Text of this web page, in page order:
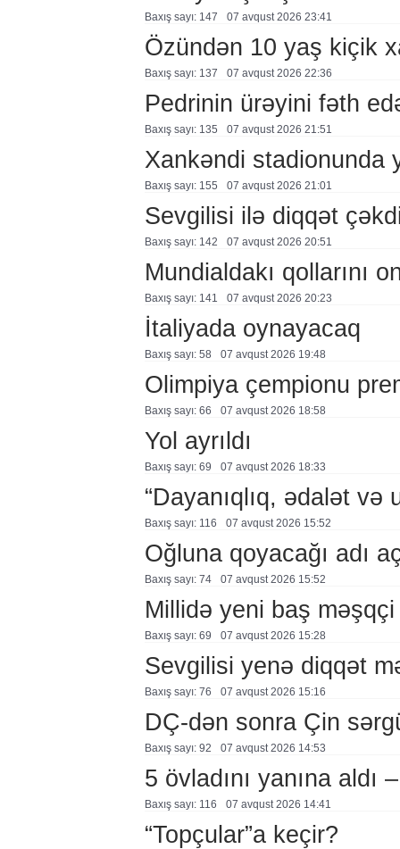
Baxış sayı: 147 07 avqust 2026 23:41
Özündən 10 yaş kiçik
Baxış sayı: 137 07 avqust 2026 22:36
Pedrinin ürəyini fəth
Baxış sayı: 135 07 avqust 2026 21:51
Xankəndi stadionunda
Baxış sayı: 155 07 avqust 2026 21:01
Sevgilisi ilə diqqət
Baxış sayı: 142 07 avqust 2026 20:51
Mundialdakı qollarını
Baxış sayı: 141 07 avqust 2026 20:23
İtaliyada oynayacaq
Baxış sayı: 58 07 avqust 2026 19:48
Olimpiya çempionu
Baxış sayı: 66 07 avqust 2026 18:58
Yol ayrıldı
Baxış sayı: 69 07 avqust 2026 18:33
“Dayanıqlıq, ədalət
Baxış sayı: 116 07 avqust 2026 15:52
Oğluna qoyacağı adı
Baxış sayı: 74 07 avqust 2026 15:52
Millidə yeni baş məşqçi
Baxış sayı: 69 07 avqust 2026 15:28
Sevgilisi yenə diqqət
Baxış sayı: 76 07 avqust 2026 15:16
DÇ-dən sonra Çin
Baxış sayı: 92 07 avqust 2026 14:53
5 övladını yanına aldı
Baxış sayı: 116 07 avqust 2026 14:41
“Topçular”a keçir?